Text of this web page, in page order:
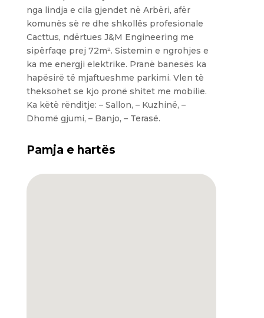
nga lindja e cila gjendet në Arbëri, afër
komunës së re dhe shkollës profesionale
Cacttus, ndërtues J&M Engineering me
sipërfaqe prej 72m². Sistemin e ngrohjes e
ka me energji elektrike. Pranë banesës ka
hapësirë të mjaftueshme parkimi. Vlen të
theksohet se kjo pronë shitet me mobilie.
Ka këtë rënditje: – Sallon, – Kuzhinë, –
Dhomë gjumi, – Banjo, – Terasë.
Pamja e hartës